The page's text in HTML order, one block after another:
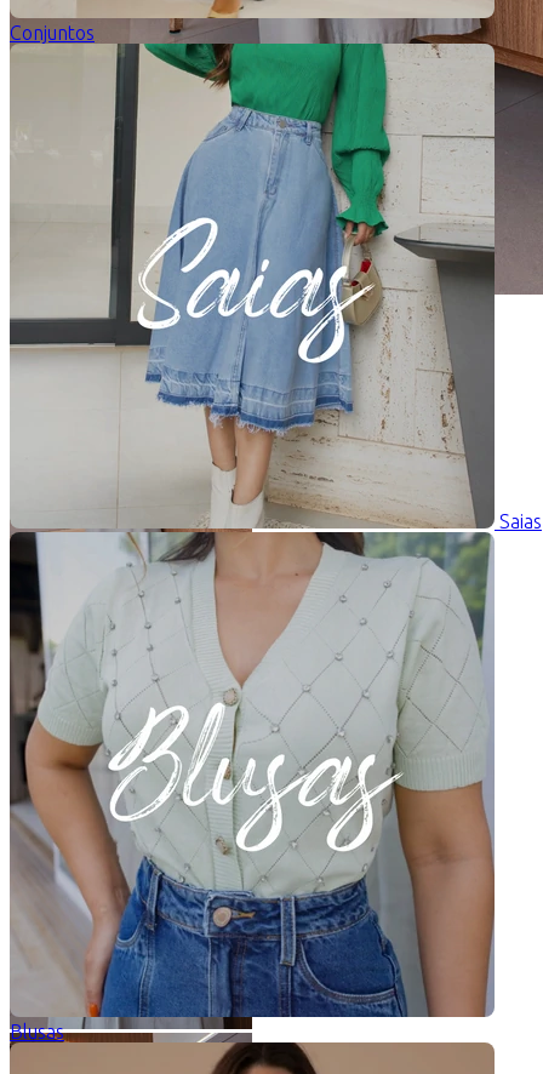
Conjuntos
Saias
Blusas